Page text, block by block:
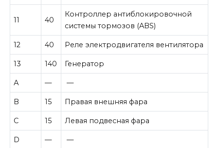
11 40
Контроллер антиблокировочной
системы тормозов (ABS)
12 40 Реле электродвигателя вентилятора
13 140 Генератор
А — —
B 15 Правая внешняя фара
C 15 Левая подвесная фара
D — —